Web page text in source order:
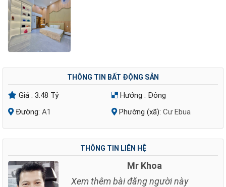
THÔNG TIN BẤT ĐỘNG SẢN
Giá : 3.48 Tỷ Hướng : Đông
Đường: A1 Phường (xã): Cư Ebua
THÔNG TIN LIÊN HỆ
Mr Khoa
Xem thêm bài đăng người này